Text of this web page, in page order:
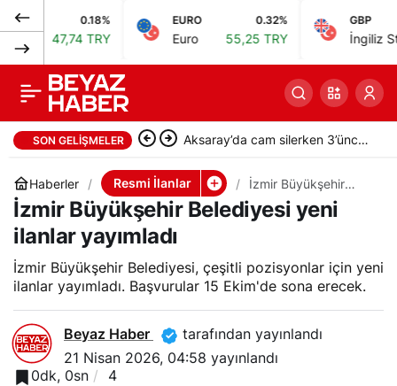
0.18%
47,74 TRY
EURO 0.32%
Euro 55,25 TRY
GBP
İngiliz
SON GELIŞMELER Aksaray’da cam silerken 3’üncü
kattan düştü, ağır yaralandı
Haberler Resmi İlanlar
İzmir Büyükşehir
Belediyesi yeni ilanlar
yayımladı
İzmir Büyükşehir Belediyesi yeni
ilanlar yayımladı
İzmir Büyükşehir Belediyesi, çeşitli pozisyonlar için yeni
ilanlar yayımladı. Başvurular 15 Ekim'de sona erecek.
Beyaz Haber
tarafından yayınlandı
21 Nisan 2026, 04:58 yayınlandı
0dk, 0sn
4
İzmir Büyükşehir
Belediyesi yeni ilanlar
yayımladı
0